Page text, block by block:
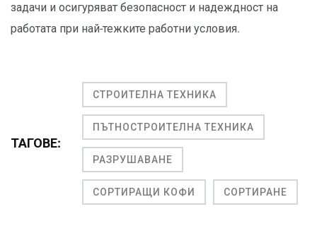
задачи и осигуряват безопасност и надеждност на
работата при най-тежките работни условия.
ТАГОВЕ:
СТРОИТЕЛНА ТЕХНИКА
ПЪТНОСТРОИТЕЛНА ТЕХНИКА
РАЗРУШАВАНЕ
СОРТИРАЩИ КОФИ СОРТИРАНЕ